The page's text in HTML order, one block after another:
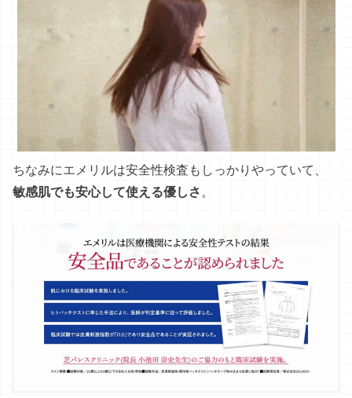
ちなみにエメリルは安全性検査もしっかりやっていて、
敏感肌でも安心して使える優しさ 。